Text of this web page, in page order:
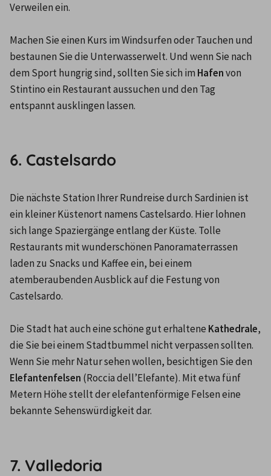
Verweilen ein.
Machen Sie einen Kurs im Windsurfen oder Tauchen und
bestaunen Sie die Unterwasserwelt. Und wenn Sie nach
dem Sport hungrig sind, sollten Sie sich im Hafen von
Stintino ein Restaurant aussuchen und den Tag
entspannt ausklingen lassen.
6. Castelsardo
Die nächste Station Ihrer Rundreise durch Sardinien ist
ein kleiner Küstenort namens Castelsardo. Hier lohnen
sich lange Spaziergänge entlang der Küste. Tolle
Restaurants mit wunderschönen Panoramaterrassen
laden zu Snacks und Kaffee ein, bei einem
atemberaubenden Ausblick auf die Festung von
Castelsardo.
Die Stadt hat auch eine schöne gut erhaltene Kathedrale,
die Sie bei einem Stadtbummel nicht verpassen sollten.
Elefantenfelsen (Roccia dell’Elefante). Mit etwa fünf
Metern Höhe stellt der elefantenförmige Felsen eine
bekannte Sehenswürdigkeit dar.
7. Valledoria